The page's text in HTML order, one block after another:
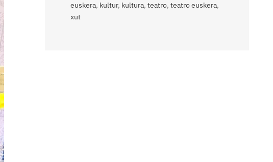
euskera, kultur, kultura, teatro, teatro euskera,
xut